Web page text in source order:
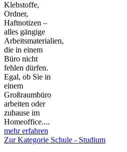
Klebstoffe,
Ordner,
Haftnotizen –
alles gängige
Arbeitsmaterialien,
die in einem
Büro nicht
fehlen dürfen.
Egal, ob Sie in
einem
Großraumbüro
arbeiten oder
zuhause im
Homeoffice....
mehr erfahren
Zur Kategorie Schule - Studium